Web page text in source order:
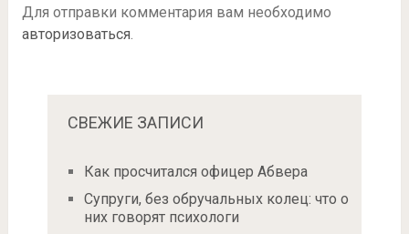
Для отправки комментария вам необходимо
авторизоваться.
СВЕЖИЕ ЗАПИСИ
Как просчитался офицер Абвера
Супруги, без обручальных колец: что о
них говорят психологи